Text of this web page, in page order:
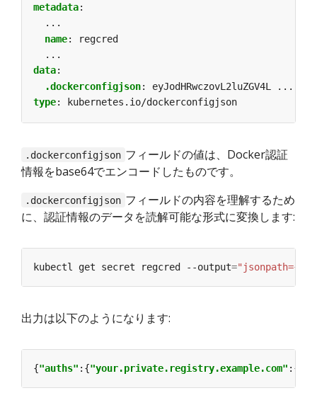
metadata:
...
name:
regcred
...
data:
.dockerconfigjson:
eyJodHRwczovL2luZGV4L ...
type: kubernetes.io/dockerconfigjson
.dockerconfigjson フィールドの値は、Docker認証
情報をbase64でエンコードしたものです。
.dockerconfigjson フィールドの内容を理解するため
に、認証情報のデータを読解可能な形式に変換します:
kubectl get secret regcred --output=
出力は以下のようになります:
{"auths" :{"your.private.registry.example.com" :{